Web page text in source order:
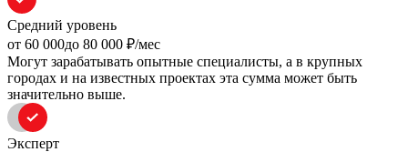
Средний уровень
oт 60 000до 80 000 ₽/мес
Могут зарабатывать опытные специалисты, а в крупных
городах и на известных проектах эта сумма может быть
значительно выше.
Эксперт